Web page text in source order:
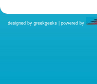
designed by greekgeeks | powered by